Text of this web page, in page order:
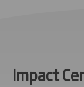
Impact